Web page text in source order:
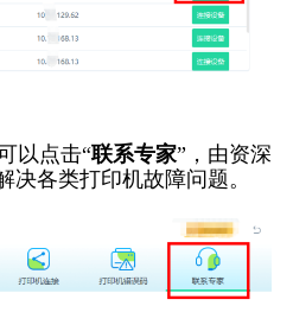
以点击“联系专家”，由资深
决各类打印机故障问题。